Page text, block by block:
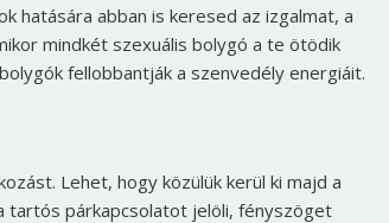
hatására abban is keresed az izgalmat, a
mindkét szexuális bolygó a te ötödik
fellobbantják a szenvedély energiáit.
Lehet, hogy közülük kerül ki majd a
tartós párkapcsolatot jelöli, fényszöget